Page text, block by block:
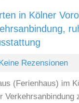
in Kölner
Rezensionen
(Ferienhaus) im
Verkehrsanbindung